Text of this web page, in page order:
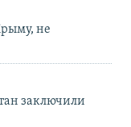
не
заключили